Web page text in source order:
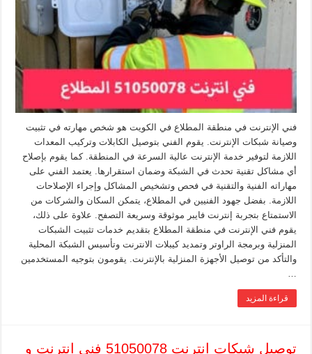
فني الإنترنت في منطقة المطلاع في الكويت هو شخص مهارته في تثبيت
وصيانة شبكات الإنترنت. يقوم الفني بتوصيل الكابلات وتركيب المعدات
اللازمة لتوفير خدمة الإنترنت عالية السرعة في المنطقة. كما يقوم بإصلاح
أي مشاكل تقنية تحدث في الشبكة وضمان استقرارها. يعتمد الفني على
مهاراته الفنية والتقنية في فحص وتشخيص المشاكل وإجراء الإصلاحات
اللازمة. بفضل جهود الفنيين في المطلاع، يتمكن السكان والشركات من
الاستمتاع بتجربة إنترنت فايبر موثوقة وسريعة التصفح. علاوة على ذلك،
يقوم فني الإنترنت في منطقة المطلاع بتقديم خدمات تثبيت الشبكات
المنزلية وبرمجة الراوتر وتمديد كيبلات الانترنت وتأسيس الشبكة المحلية
والتأكد من توصيل الأجهزة المنزلية بالإنترنت. يقومون بتوجيه المستخدمين
…
قراءة المزيد
توصيل شبكات انترنت 51050078 فني انترنت و